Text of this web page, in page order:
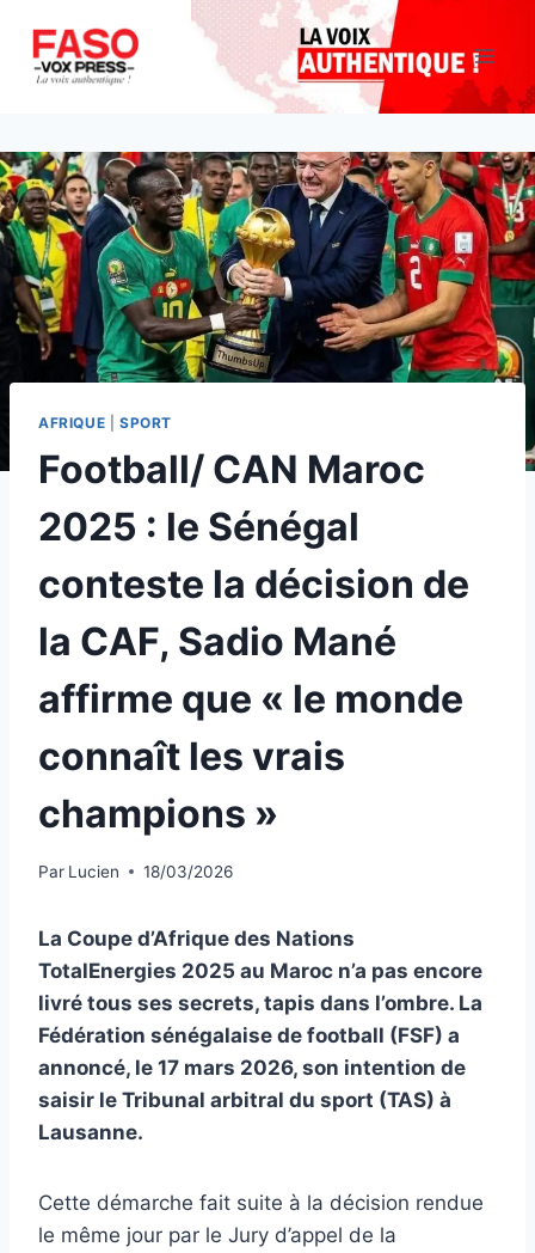
contenu
AFRIQUE SPORT
Football/ CAN Maroc
2025 : le Sénégal
conteste la décision de
la CAF, Sadio Mané
affirme que « le monde
connaît les vrais
champions »
Par Lucien 18/03/2026
La Coupe d’Afrique des Nations
TotalEnergies 2025 au Maroc n’a pas encore
livré tous ses secrets, tapis dans l’ombre. La
Fédération sénégalaise de football (FSF) a
annoncé, le 17 mars 2026, son intention de
saisir le Tribunal arbitral du sport (TAS) à
Lausanne.
Cette démarche fait suite à la décision rendue
le même jour par le Jury d’appel de la